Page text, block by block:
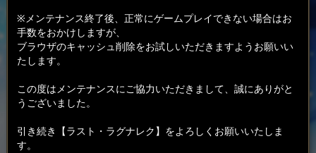
※メンテナンス終了後、正常にゲームプレイできない場合はお
手数をおかけしますが、
ブラウザのキャッシュ削除をお試しいただきますようお願いい
たします。
この度はメンテナンスにご協力いただきまして、誠にありがと
うございました。
引き続き【ラスト・ラグナレク】をよろしくお願いいたしま
す。